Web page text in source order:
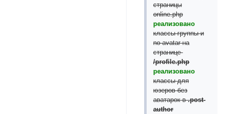
страницы
online.php
реализовано
классы группы и
no-avatar на
странице
/profile.php
реализовано
классы для
юзеров без
аватарок в.post-
author